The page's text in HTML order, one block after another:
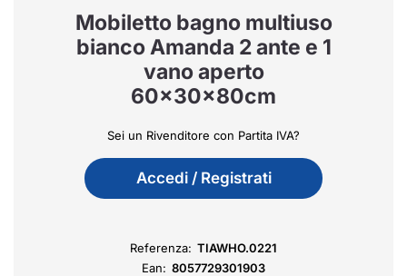
Mobiletto bagno multiuso
bianco Amanda 2 ante e 1
vano aperto
60x30x80cm
Sei un Rivenditore con Partita IVA?
Accedi / Registrati
Referenza: TIAWHO.0221
Ean: 8057729301903